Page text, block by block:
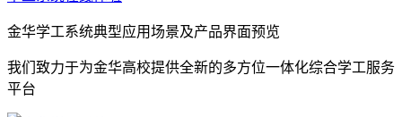
金华学工系统典型应用场景及产品界面预览
我们致力于为金华高校提供全新的多方位一体化综合学工服务
平台